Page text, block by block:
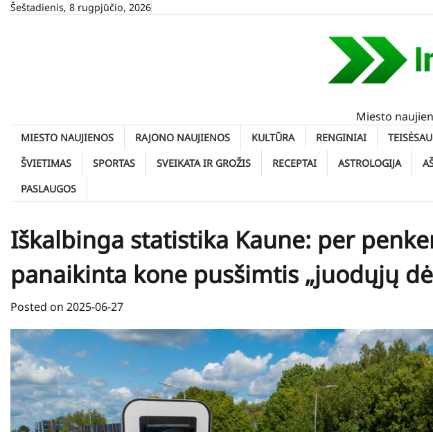
SkipŠeštadienis, 8 rugpjūčio, 2026
Miesto
MIESTO NAUJIENOS RAJONO NAUJIENOS KULTŪRA RENGINIAI
ŠVIETIMAS
SPORTAS SVEIKATA IR GROŽIS RECEPTAI ASTROLOGIJA
PASLAUGOS
Iškalbinga statistika Kaune: per
panaikinta kone pusšimtis „juodųjų
Posted on 2025-06-27